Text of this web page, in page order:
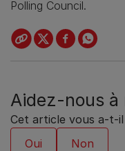
Polling Council.
Aidez-nous à
Cet article vous a-t-